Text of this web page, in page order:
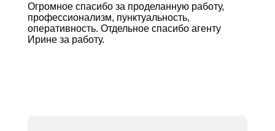
Огромное спасибо за проделанную работу,
профессионализм, пунктуальность,
оперативность. Отдельное спасибо агенту
Ирине за работу.